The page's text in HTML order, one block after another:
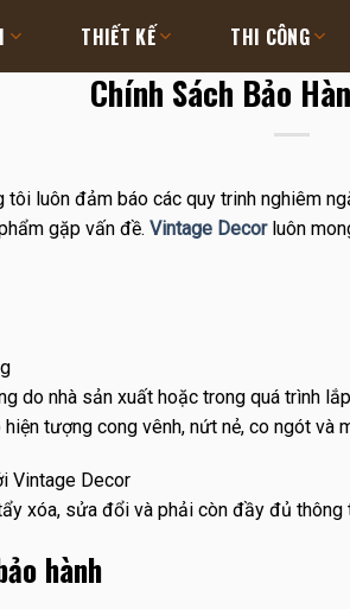
THIẾT KẾ THI CÔNG
Chính Sách Bảo
luôn đảm báo các quy trinh nghiêm
gặp vấn đề. Vintage Decorluôn
do nhà sản xuất hoặc trong quá trình
tượng cong vênh, nứt nẻ, co ngót và
Vintage Decor
xóa, sửa đổi và phải còn đầy đủ
hành